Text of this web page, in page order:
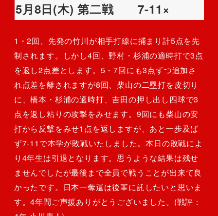
5月8日(木) 第二戦 7-11×
1・2回、先発の竹川が相手打線に捕まり計5点を先
制されます。しかし4回、野村・杉浦の適時打で3点
を返し2点差とします。5・7回にも3点ずつ追加さ
れ点差を離されますが8回、柴山の二塁打を皮切り
に、橋本・杉浦の適時打、吉田の押し出し四球で3
点を返し粘りの攻撃をみせます。9回にも柴山の安
打から反撃をみせ1点を返しますが、あと一歩及ば
ず7-11で本学が敗戦いたしました。本日の敗戦によ
り4年生は引退となります。思うような結果は残せ
ませんでしたが最後まで全員で戦うことが出来て良
かったです。日本一奪還は後輩に託したいと思いま
す。4年間ご声援ありがとうございました。(戦評：